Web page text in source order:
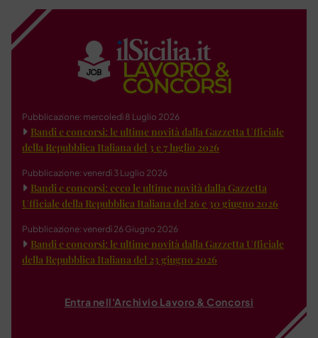
Pubblicazione: mercoledì 8 Luglio 2026
Bandi e concorsi: le ultime novità dalla Gazzetta Ufficiale
della Repubblica Italiana del 3 e 7 luglio 2026
Pubblicazione: venerdì 3 Luglio 2026
Bandi e concorsi: ecco le ultime novità dalla Gazzetta
Ufficiale della Repubblica Italiana del 26 e 30 giugno 2026
Pubblicazione: venerdì 26 Giugno 2026
Bandi e concorsi: le ultime novità dalla Gazzetta Ufficiale
della Repubblica Italiana del 23 giugno 2026
Entra nell'Archivio Lavoro & Concorsi